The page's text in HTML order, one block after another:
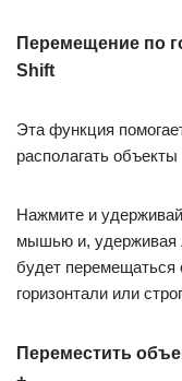
Перемещение по
Shift
Эта функция
располагать
Нажмите и
мышью и, удерживая
будет перемещаться
горизонтали или
Переместить